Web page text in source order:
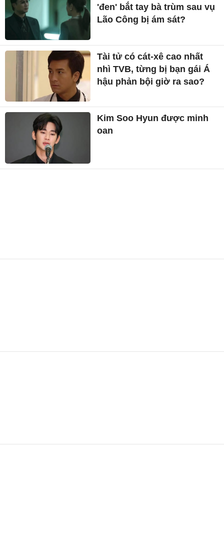
'đen' bắt tay bà trùm sau vụ
Lão Công bị ám sát?
Tài tử có cát-xê cao nhất
nhì TVB, từng bị bạn gái Á
hậu phản bội giờ ra sao?
Kim Soo Hyun được minh
oan